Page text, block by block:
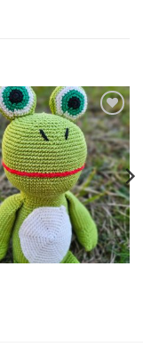
Add to
wishlist